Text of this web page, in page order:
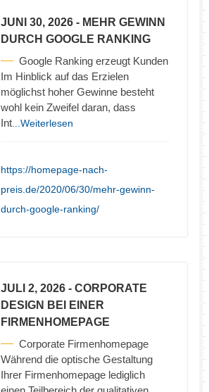
JUNI 30, 2026 - MEHR GEWINN
DURCH GOOGLE RANKING
Google Ranking erzeugt Kunden
Im Hinblick auf das Erzielen
möglichst hoher Gewinne besteht
wohl kein Zweifel daran, dass
Int ...Weiterlesen
https://homepage-nach-
preis.de/2020/06/30/mehr-gewinn-
durch-google-ranking/
JULI 2, 2026 - CORPORATE
DESIGN BEI EINER
FIRMENHOMEPAGE
Corporate Firmenhomepage
Während die optische Gestaltung
Ihrer Firmenhomepage lediglich